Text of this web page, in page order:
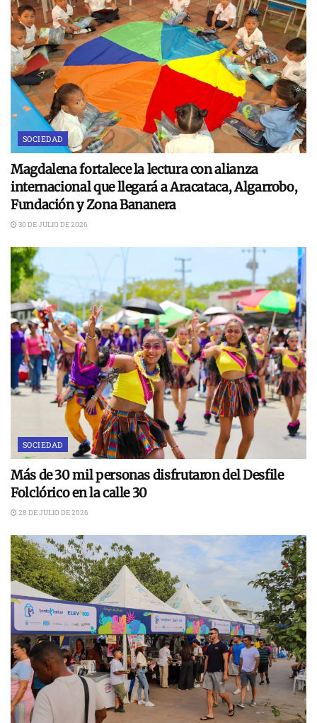
SOCIEDAD
Magdalena fortalece la lectura con alianza
internacional que llegará a Aracataca, Algarrobo,
Fundación y Zona Bananera
30 DE JULIO DE 2026
SOCIEDAD
Más de 30 mil personas disfrutaron del Desfile
Folclórico en la calle 30
28 DE JULIO DE 2026